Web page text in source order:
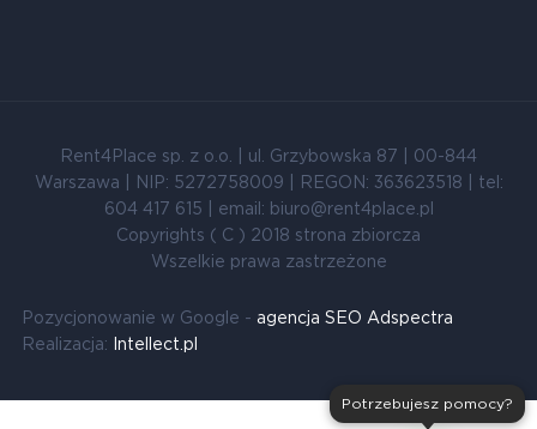
Rent4Place sp. z o.o. | ul. Grzybowska 87 | 00-844
Warszawa | NIP: 5272758009 | REGON: 363623518 | tel:
604 417 615 | email: biuro@rent4place.pl
Copyrights ( C ) 2018 strona zbiorcza
Wszelkie prawa zastrzeżone
Pozycjonowanie w Google - agencja SEO Adspectra
Realizacja:
Intellect.pl
Potrzebujesz pomocy?